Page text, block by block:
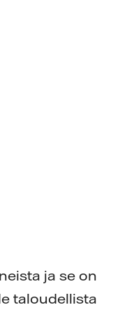
ja se on
taloudellista